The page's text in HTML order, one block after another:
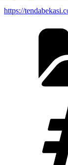
https://